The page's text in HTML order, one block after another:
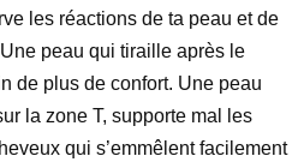
les réactions de ta peau et de
peau qui tiraille après le
de plus de confort. Une peau
la zone T, supporte mal les
qui s’emmêlent facilement